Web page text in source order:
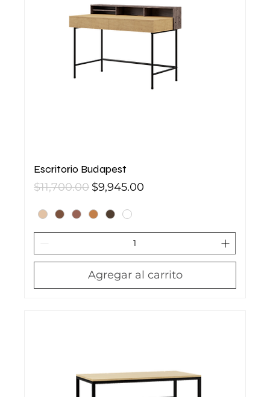
Escritorio Budapest
Precio
$11,700.00 Precio de oferta
$9,945.00
Agregar al carrito